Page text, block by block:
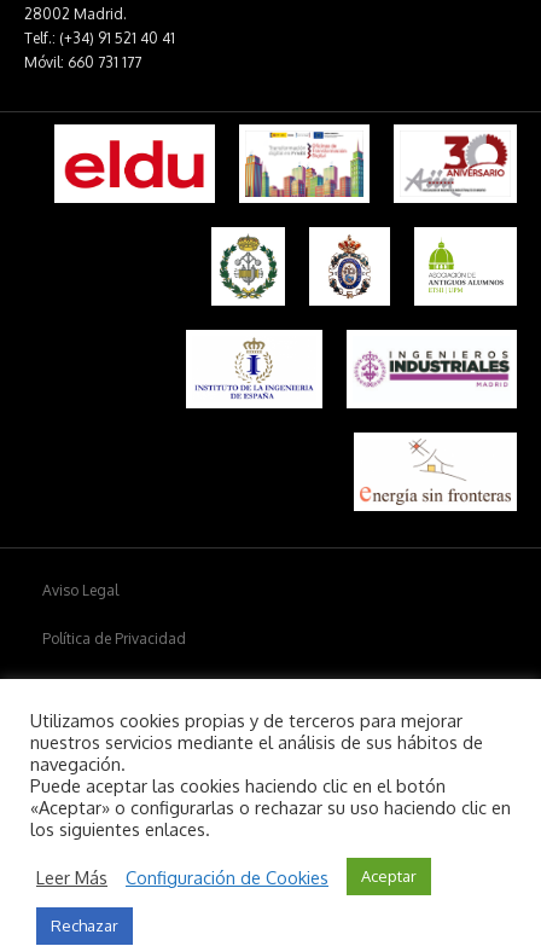
28002 Madrid.
Telf.: (+34) 91 521 40 41
Móvil: 660 731 177
Aviso Legal
Política de Privacidad
Copyright © 2026Aiim.
Utilizamos cookies propias y de terceros para mejorar
nuestros servicios mediante el análisis de sus hábitos de
navegación.
Puede aceptar las cookies haciendo clic en el botón
«Aceptar» o configurarlas o rechazar su uso haciendo clic en
los siguientes enlaces.
Leer Más Configuración de Cookies Aceptar
Rechazar